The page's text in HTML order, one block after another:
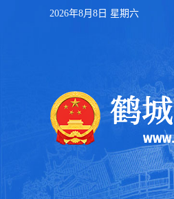
2026年8月8日 星期六